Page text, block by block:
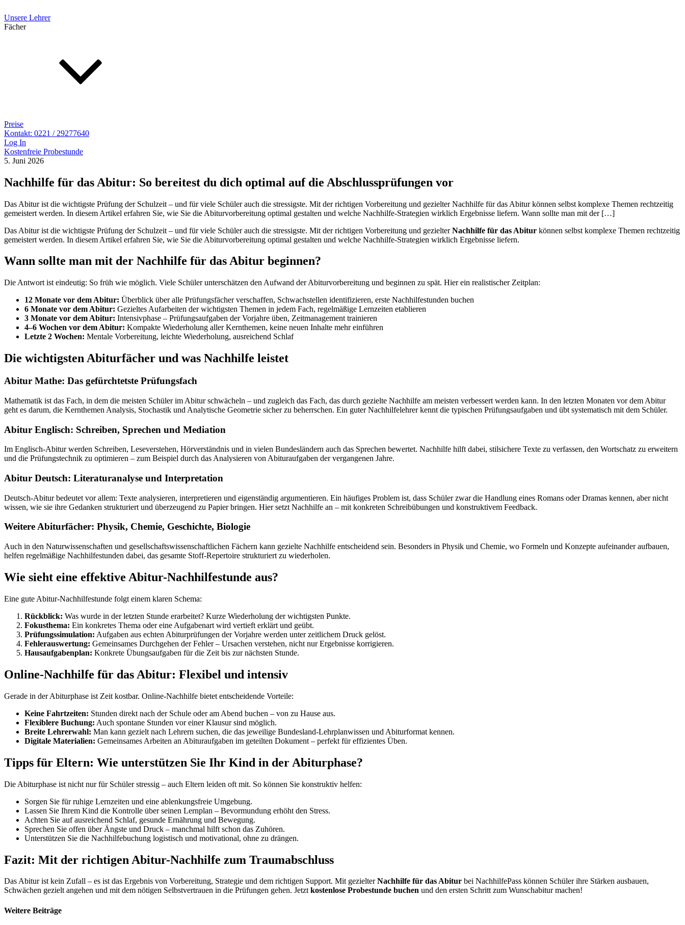
Unsere Lehrer
Fächer
Preise
Kontakt: 0221 / 29277640
Log In
Kostenfreie Probestunde
5. Juni 2026
Nachhilfe für das Abitur: So bereitest du dich optimal auf die Abschlussprüfungen vor
Das Abitur ist die wichtigste Prüfung der Schulzeit – und für viele Schüler auch die stressigste. Mit der richtigen Vorbereitung und gezielter Nachhilfe für das Abitur können selbst komplexe Themen rechtzeitig
gemeistert werden. In diesem Artikel erfahren Sie, wie Sie die Abiturvorbereitung optimal gestalten und welche Nachhilfe-Strategien wirklich Ergebnisse liefern. Wann sollte man mit der […]
Das Abitur ist die wichtigste Prüfung der Schulzeit – und für viele Schüler auch die stressigste. Mit der richtigen Vorbereitung und gezielterNachhilfe für das Abitur können selbst komplexe Themen rechtzeitig
gemeistert werden. In diesem Artikel erfahren Sie, wie Sie die Abiturvorbereitung optimal gestalten und welche Nachhilfe-Strategien wirklich Ergebnisse liefern.
Wann sollte man mit der Nachhilfe für das Abitur beginnen?
Die Antwort ist eindeutig: So früh wie möglich. Viele Schüler unterschätzen den Aufwand der Abiturvorbereitung und beginnen zu spät. Hier ein realistischer Zeitplan:
12 Monate vor dem Abitur: Überblick über alle Prüfungsfächer verschaffen, Schwachstellen identifizieren, erste Nachhilfestunden buchen
6 Monate vor dem Abitur: Gezieltes Aufarbeiten der wichtigsten Themen in jedem Fach, regelmäßige Lernzeiten etablieren
3 Monate vor dem Abitur: Intensivphase – Prüfungsaufgaben der Vorjahre üben, Zeitmanagement trainieren
4–6 Wochen vor dem Abitur: Kompakte Wiederholung aller Kernthemen, keine neuen Inhalte mehr einführen
Letzte 2 Wochen: Mentale Vorbereitung, leichte Wiederholung, ausreichend Schlaf
Die wichtigsten Abiturfächer und was Nachhilfe leistet
Abitur Mathe: Das gefürchtetste Prüfungsfach
Mathematik ist das Fach, in dem die meisten Schüler im Abitur schwächeln – und zugleich das Fach, das durch gezielte Nachhilfe am meisten verbessert werden kann. In den letzten Monaten vor dem Abitur
geht es darum, die Kernthemen Analysis, Stochastik und Analytische Geometrie sicher zu beherrschen. Ein guter Nachhilfelehrer kennt die typischen Prüfungsaufgaben und übt systematisch mit dem Schüler.
Abitur Englisch: Schreiben, Sprechen und Mediation
Im Englisch-Abitur werden Schreiben, Leseverstehen, Hörverständnis und in vielen Bundesländern auch das Sprechen bewertet. Nachhilfe hilft dabei, stilsichere Texte zu verfassen, den Wortschatz zu erweitern
und die Prüfungstechnik zu optimieren – zum Beispiel durch das Analysieren von Abituraufgaben der vergangenen Jahre.
Abitur Deutsch: Literaturanalyse und Interpretation
Deutsch-Abitur bedeutet vor allem: Texte analysieren, interpretieren und eigenständig argumentieren. Ein häufiges Problem ist, dass Schüler zwar die Handlung eines Romans oder Dramas kennen, aber nicht
wissen, wie sie ihre Gedanken strukturiert und überzeugend zu Papier bringen. Hier setzt Nachhilfe an – mit konkreten Schreibübungen und konstruktivem Feedback.
Weitere Abiturfächer: Physik, Chemie, Geschichte, Biologie
Auch in den Naturwissenschaften und gesellschaftswissenschaftlichen Fächern kann gezielte Nachhilfe entscheidend sein. Besonders in Physik und Chemie, wo Formeln und Konzepte aufeinander aufbauen,
helfen regelmäßige Nachhilfestunden dabei, das gesamte Stoff-Repertoire strukturiert zu wiederholen.
Wie sieht eine effektive Abitur-Nachhilfestunde aus?
Eine gute Abitur-Nachhilfestunde folgt einem klaren Schema:
Rückblick: Was wurde in der letzten Stunde erarbeitet? Kurze Wiederholung der wichtigsten Punkte.
Fokusthema: Ein konkretes Thema oder eine Aufgabenart wird vertieft erklärt und geübt.
Prüfungssimulation: Aufgaben aus echten Abiturprüfungen der Vorjahre werden unter zeitlichem Druck gelöst.
Fehlerauswertung: Gemeinsames Durchgehen der Fehler – Ursachen verstehen, nicht nur Ergebnisse korrigieren.
Hausaufgabenplan: Konkrete Übungsaufgaben für die Zeit bis zur nächsten Stunde.
Online-Nachhilfe für das Abitur: Flexibel und intensiv
Gerade in der Abiturphase ist Zeit kostbar. Online-Nachhilfe bietet entscheidende Vorteile:
Keine Fahrtzeiten: Stunden direkt nach der Schule oder am Abend buchen – von zu Hause aus.
Flexiblere Buchung: Auch spontane Stunden vor einer Klausur sind möglich.
Breite Lehrerwahl: Man kann gezielt nach Lehrern suchen, die das jeweilige Bundesland-Lehrplanwissen und Abiturformat kennen.
Digitale Materialien: Gemeinsames Arbeiten an Abituraufgaben im geteilten Dokument – perfekt für effizientes Üben.
Tipps für Eltern: Wie unterstützen Sie Ihr Kind in der Abiturphase?
Die Abiturphase ist nicht nur für Schüler stressig – auch Eltern leiden oft mit. So können Sie konstruktiv helfen:
Sorgen Sie für ruhige Lernzeiten und eine ablenkungsfreie Umgebung.
Lassen Sie Ihrem Kind die Kontrolle über seinen Lernplan – Bevormundung erhöht den Stress.
Achten Sie auf ausreichend Schlaf, gesunde Ernährung und Bewegung.
Sprechen Sie offen über Ängste und Druck – manchmal hilft schon das Zuhören.
Unterstützen Sie die Nachhilfebuchung logistisch und motivational, ohne zu drängen.
Fazit: Mit der richtigen Abitur-Nachhilfe zum Traumabschluss
Das Abitur ist kein Zufall – es ist das Ergebnis von Vorbereitung, Strategie und dem richtigen Support. Mit gezielterNachhilfe für das Abitur bei NachhilfePass können Schüler ihre Stärken ausbauen,
Schwächen gezielt angehen und mit dem nötigen Selbstvertrauen in die Prüfungen gehen. Jetztkostenlose Probestunde buchen und den ersten Schritt zum Wunschabitur machen!
Weitere Beiträge